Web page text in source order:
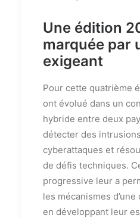
Une édition
marquée par
exigeant
Pour cette quatrième
ont évolué dans un
hybride entre deux
détecter des
cyberattaques et
de défis techniques.
progressive leur a
les mécanismes
en développant leur